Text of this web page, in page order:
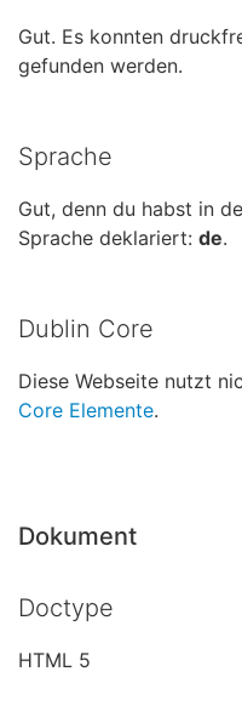
Gut. Es konnten
gefunden werden.
Sprache
Gut, denn du habst in
Sprache deklariert: de.
Dublin Core
Diese Webseite nutzt
Core Elemente.
Dokument
Doctype
HTML 5